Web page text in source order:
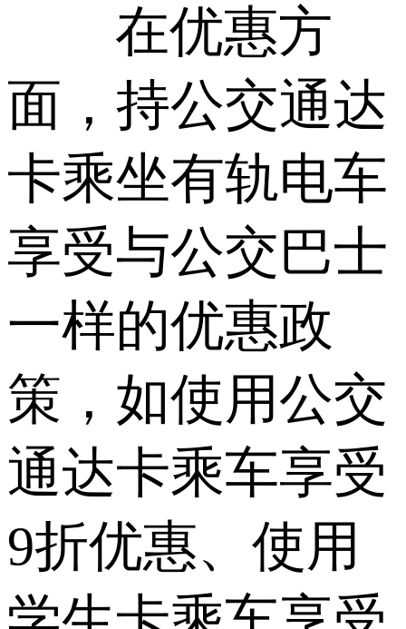
在优惠方
面，持公交通达
卡乘坐有轨电车
享受与公交巴士
一样的优惠政
策，如使用公交
通达卡乘车享受
9折优惠、使用